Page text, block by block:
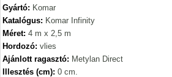
Gyártó: Komar
Katalógus: Komar Infinity
Méret: 4 m x 2,5 m
Hordozó: vlies
Ajánlott ragasztó: Metylan Direct
Illesztés (cm): 0 cm.